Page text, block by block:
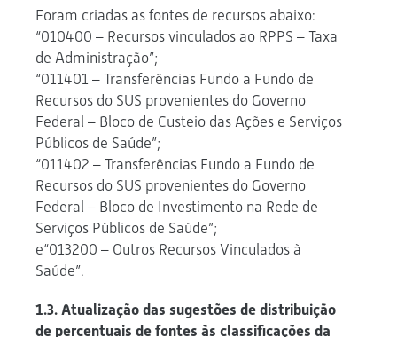
Foram criadas as fontes de recursos abaixo:
“010400 – Recursos vinculados ao RPPS – Taxa
de Administração”;
“011401 – Transferências Fundo a Fundo de
Recursos do SUS provenientes do Governo
Federal – Bloco de Custeio das Ações e Serviços
Públicos de Saúde”;
“011402 – Transferências Fundo a Fundo de
Recursos do SUS provenientes do Governo
Federal – Bloco de Investimento na Rede de
Serviços Públicos de Saúde”;
e“013200 – Outros Recursos Vinculados à
Saúde”.
1.3. Atualização das sugestões de distribuição
de percentuais de fontes às classificações da